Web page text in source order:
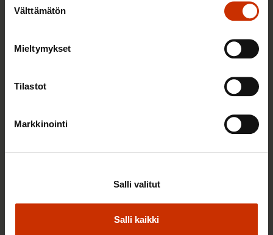
valinta
Välttämätön
Mieltymykset
Tilastot
Markkinointi
Salli kaikki
Salli valitut
harrastustoimintaa – hae apurahaa elokuun
aikana